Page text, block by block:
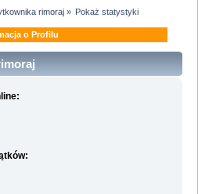
rimoraj» Pokaż statystyki
o Profilu